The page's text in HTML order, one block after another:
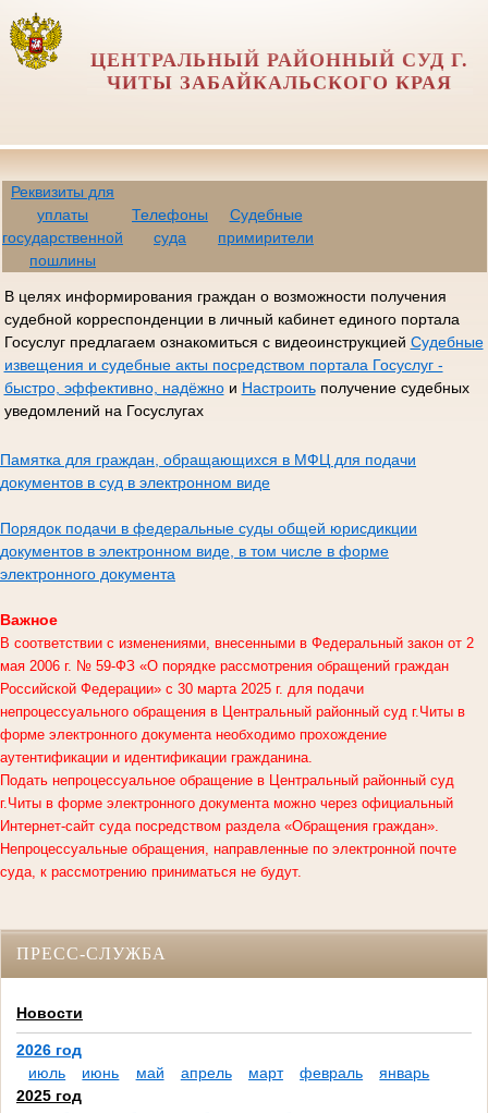
ЦЕНТРАЛЬНЫЙ РАЙОННЫЙ СУД Г.
ЧИТЫ ЗАБАЙКАЛЬСКОГО КРАЯ
Реквизиты для
уплаты
государственной
пошлины
Телефоны
суда
Судебные
примирители
В целях информирования граждан о возможности получения
судебной корреспонденции в личный кабинет единого портала
Госуслуг предлагаем ознакомиться с видеоинструкцией Судебные
извещения и судебные акты посредством портала Госуслуг -
быстро, эффективно, надёжнои Настроитьполучение судебных
уведомлений на Госуслугах
Памятка для граждан, обращающихся в МФЦ для подачи
документов в суд в электронном виде
Порядок подачи в федеральные суды общей юрисдикции
документов в электронном виде, в том числе в форме
электронного документа
Важное
В соответствии с изменениями, внесенными в Федеральный закон от 2
мая 2006 г. № 59-ФЗ «О порядке рассмотрения обращений граждан
Российской Федерации» с 30 марта 2025 г. для подачи
непроцессуального обращения в Центральный районный суд г.Читы в
форме электронного документа необходимо прохождение
аутентификации и идентификации гражданина.
Подать непроцессуальное обращение в Центральный районный суд
г.Читы в форме электронного документа можно через официальный
Интернет-сайт суда посредством раздела «Обращения граждан».
Непроцессуальные обращения, направленные по электронной почте
суда, к рассмотрению приниматься не будут.
ПРЕСС-СЛУЖБА
Новости
2026 год
июль
июнь май апрель март февраль
январь
2025 год